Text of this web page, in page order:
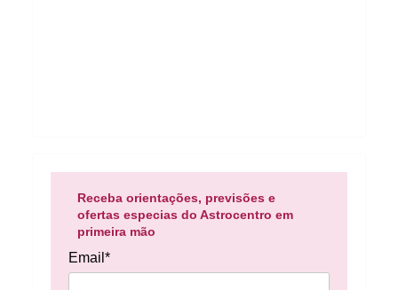
Receba orientações, previsões e
ofertas especias do Astrocentro em
primeira mão
Email*